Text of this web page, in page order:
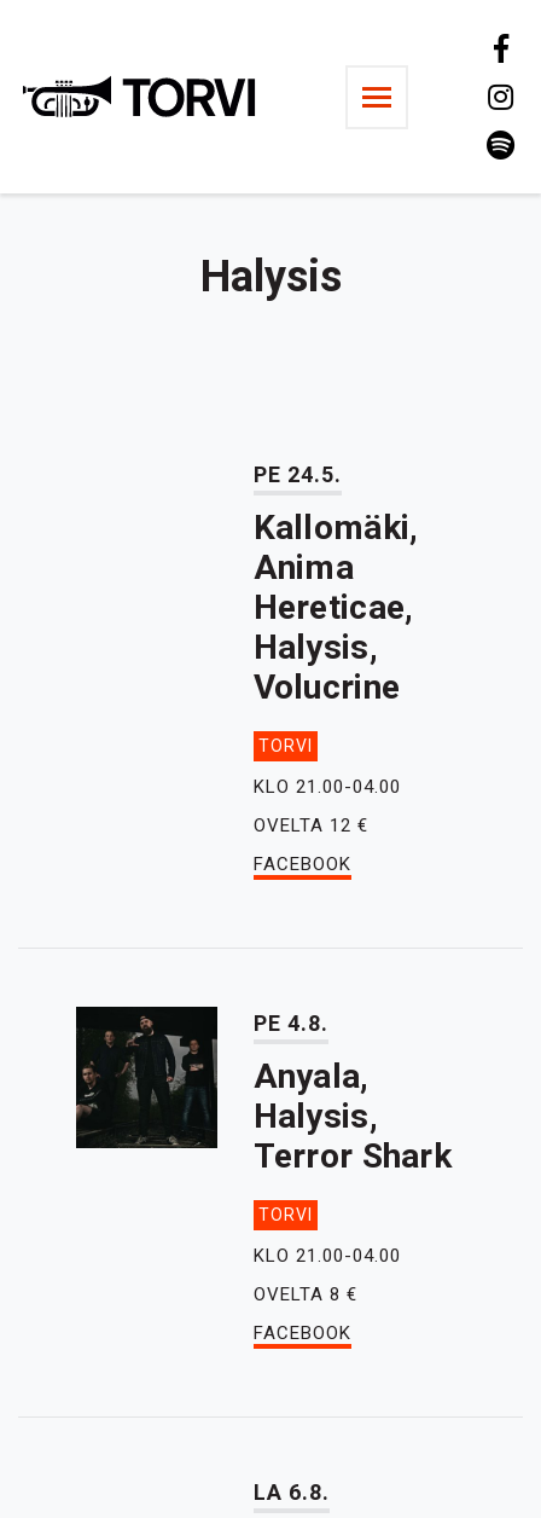
Ravintola Torvi
Halysis
PE 24.5.
Kallomäki,
Anima
Hereticae,
Halysis,
Volucrine
TORVI
KLO 21.00-04.00
OVELTA 12 €
FACEBOOK
PE 4.8.
Anyala,
Halysis,
Terror Shark
TORVI
KLO 21.00-04.00
OVELTA 8 €
FACEBOOK
LA 6.8.